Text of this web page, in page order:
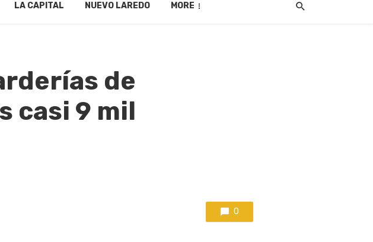
LA CAPITAL NUEVO LAREDO MORE
de
casi 9 mil
0